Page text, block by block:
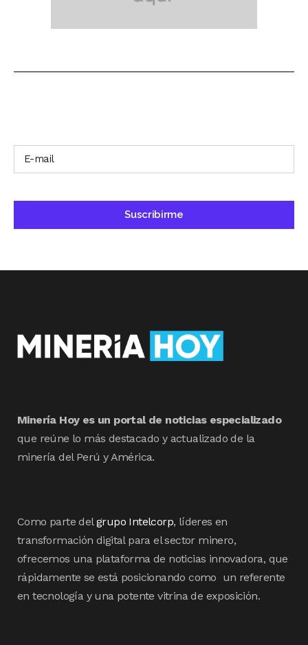
Minería Hoy es un portal de noticias especializado
que reúne lo más destacado y actualizado de la
minería del Perú y América.
Como parte delgrupo Intelcorp, líderes en
transformación digital para el sector minero,
ofrecemos una plataforma de noticias innovadora, que
rápidamente se está posicionando como un referente
en tecnología y una potente vitrina de exposición.